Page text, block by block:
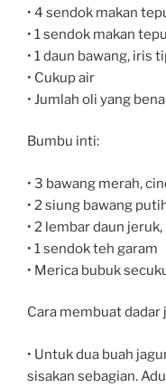
• 4 sendok makan
• 1 sendok makan
• 1 daun bawang, iris
• Cukup air
• Jumlah oli yang
Bumbu inti:
• 3 bawang merah,
• 2 siung bawang
• 2 lembar daun
• 1 sendok teh garam
• Merica bubuk
Cara membuat dadar
• Untuk dua buah
sisakan sebagian.